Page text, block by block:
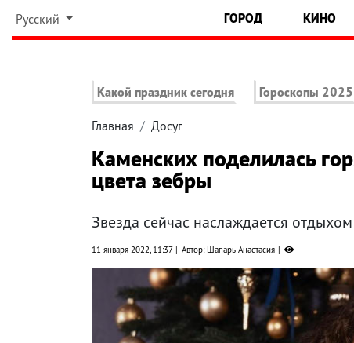
Русский ГОРОД КИНО
Какой праздник сегодня Гороскопы 2025
Главная Досуг
Каменских поделилась
цвета зебры
Звезда сейчас наслаждается
11 января 2022, 11:37 Автор: Шапарь Анастасия